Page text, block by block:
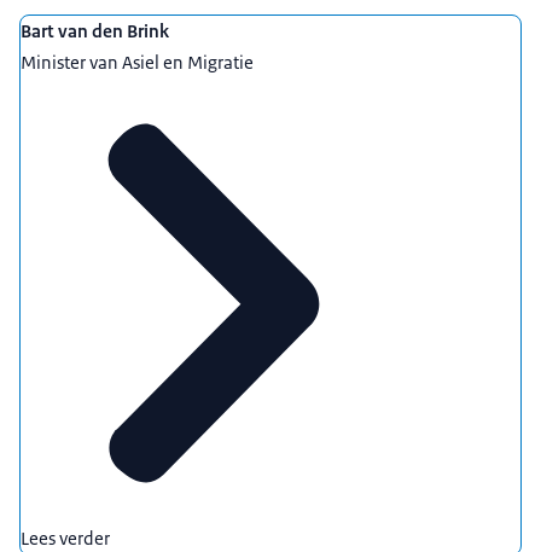
Bart van den Brink
Minister van Asiel en Migratie
Lees verder